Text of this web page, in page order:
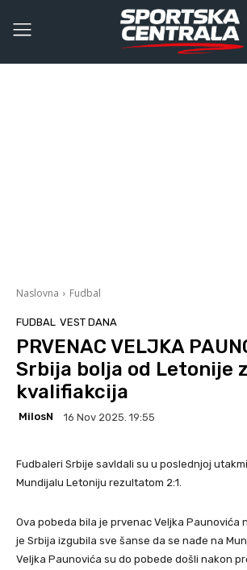
Naslovna Fudbal
FUDBAL VEST DANA
PRVENAC VELJKA
Srbija bolja od Letonije
kvalifiakcija
MilosN 16 Nov 2025. 19:55
Fudbaleri Srbije savldali su u poslednjoj
Mundijalu Letoniju rezultatom 2:1.
Ova pobeda bila je prvenac Veljka Paunovića
je Srbija izgubila sve šanse da se nađe na
Veljka Paunovića su do pobede došli nakon